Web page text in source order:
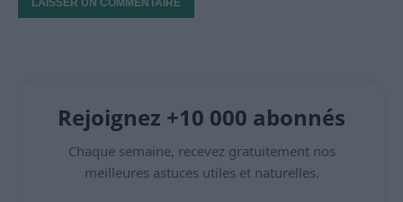
Rejoignez +10 000 abonnés
Chaque semaine, recevez gratuitement nos
meilleures astuces utiles et naturelles.